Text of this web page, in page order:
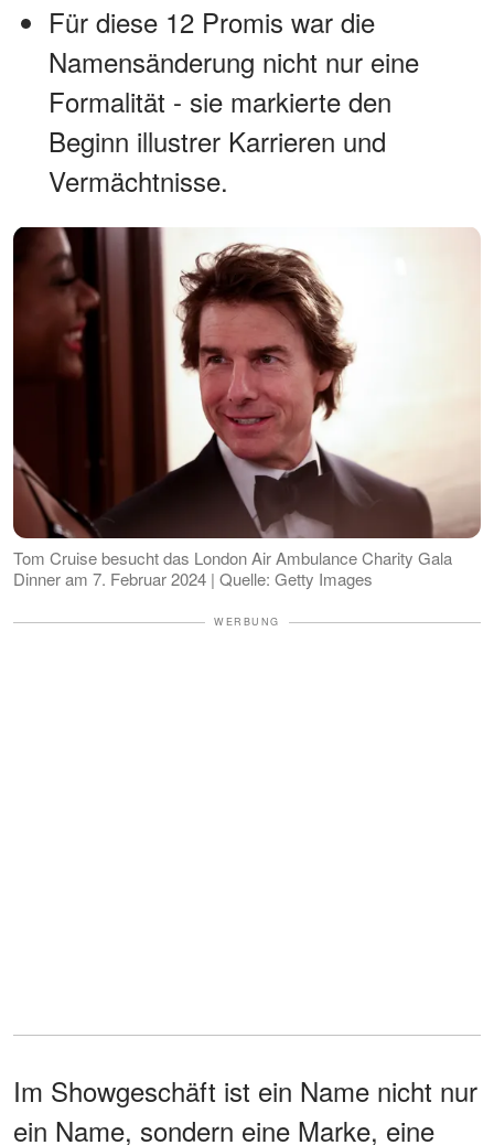
Für diese 12 Promis war die
Namensänderung nicht nur eine
Formalität - sie markierte den
Beginn illustrer Karrieren und
Vermächtnisse.
Tom Cruise besucht das London Air Ambulance Charity Gala
Dinner am 7. Februar 2024 | Quelle: Getty Images
WERBUNG
Im Showgeschäft ist ein Name nicht nur
ein Name, sondern eine Marke, eine